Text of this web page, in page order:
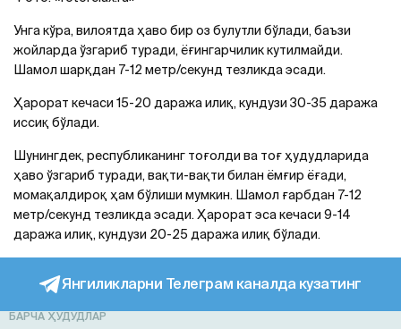
Унга кўра, вилоятда ҳаво бир оз булутли бўлади, баъзи
жойларда ўзгариб туради, ёғингарчилик кутилмайди.
Шамол шарқдан 7-12 метр/секунд тезликда эсади.
Ҳарорат кечаси 15-20 даража илиқ, кундузи 30-35 даража
иссиқ бўлади.
Шунингдек, республиканинг тоғолди ва тоғ ҳудудларида
ҳаво ўзгариб туради, вақти-вақти билан ёмғир ёғади,
момақалдироқ ҳам бўлиши мумкин. Шамол ғарбдан 7-12
метр/секунд тезликда эсади. Ҳарорат эса кечаси 9-14
даража илиқ, кундузи 20-25 даража илиқ бўлади.
Янгиликларни Телеграм каналда кузатинг
БАРЧА ҲУДУДЛАР